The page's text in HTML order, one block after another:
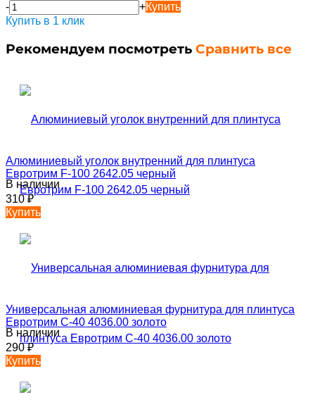
-
+Купить
Купить в 1 клик
Рекомендуем посмотреть Сравнить все
Алюминиевый уголок внутренний для плинтуса
Евротрим F-100 2642.05 черный
В наличии
310₽
Купить
Универсальная алюминиевая фурнитура для плинтуса
Евротрим C-40 4036.00 золото
В наличии
290₽
Купить